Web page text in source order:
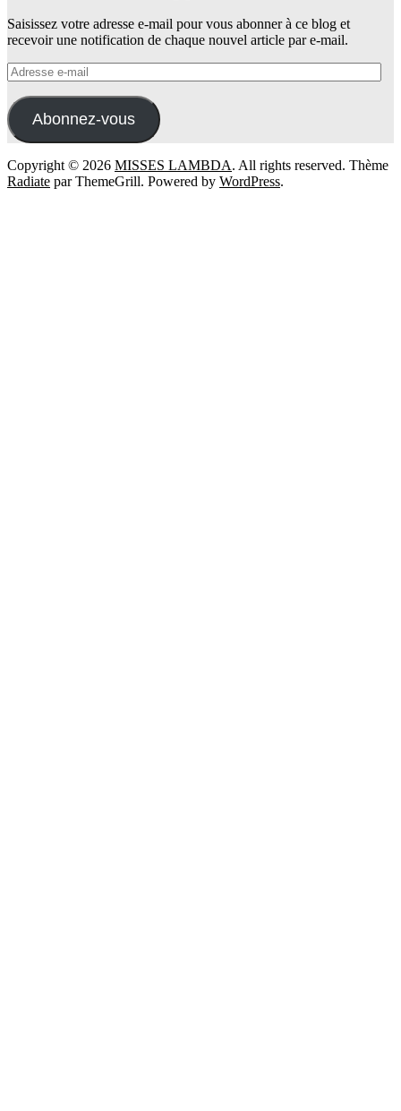
Saisissez votre adresse e-mail pour vous abonner à ce blog et
recevoir une notification de chaque nouvel article par e-mail.
Adresse
e-
mail
Abonnez-vous
Copyright © 2026 MISSES LAMBDA. All rights reserved. Thème
Radiate par ThemeGrill. Powered by WordPress.